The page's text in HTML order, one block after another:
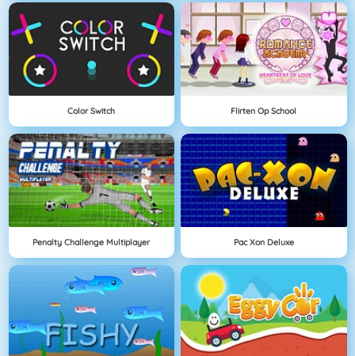
Color Switch Flirten Op School
Penalty Challenge Multiplayer Pac Xon Deluxe